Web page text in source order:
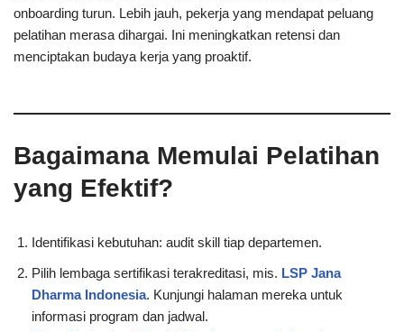
onboarding turun. Lebih jauh, pekerja yang mendapat peluang
pelatihan merasa dihargai. Ini meningkatkan retensi dan
menciptakan budaya kerja yang proaktif.
Bagaimana Memulai Pelatihan
yang Efektif?
Identifikasi kebutuhan: audit skill tiap departemen.
Pilih lembaga sertifikasi terakreditasi, mis. LSP Jana
Dharma Indonesia. Kunjungi halaman mereka untuk
informasi program dan jadwal.